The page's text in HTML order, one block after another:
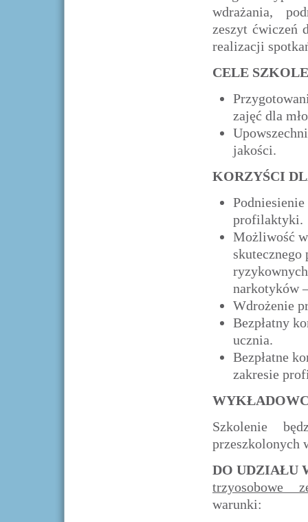
wdrażania,
zeszyt ćwiczeń
realizacji
CELE
zajęć dla
jakości.
KORZYŚCI
profilaktyki.
Możliwość
narkotyków
Wdrożenie
Bezpłatny
ucznia.
Bezpłatne
zakresie
Szkolenie
przeszkolonych
DO UDZIAŁU
trzyosobowe
warunki: